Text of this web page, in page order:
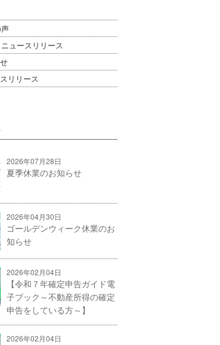
ュースリリース
リリース
2026年07月28日
夏季休業のお知らせ
2026年04月30日
ゴールデンウィーク休業のお
知らせ
2026年02月04日
【令和７年確定申告ガイド電
子ブック～不動産所得の確定
申告をしている方～】
2026年02月04日